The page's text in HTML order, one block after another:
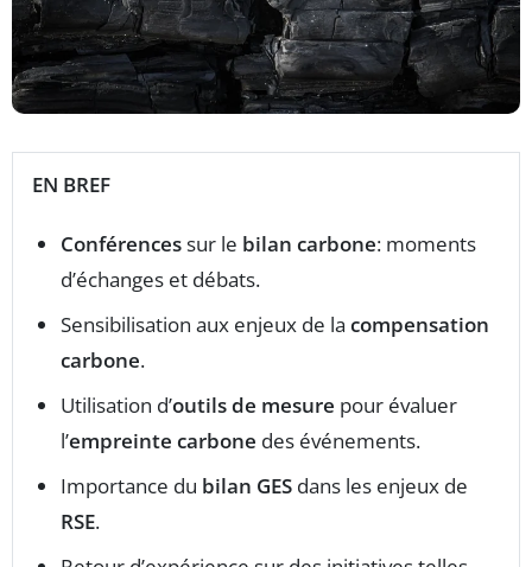
EN BREF
Conférencessur le bilan carbone: moments
d’échanges et débats.
Sensibilisation aux enjeux de la compensation
carbone.
Utilisation d’outils de mesure pour évaluer
l’empreinte carbone des événements.
Importance du bilan GES dans les enjeux de
RSE.